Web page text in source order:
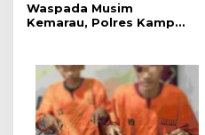
Waspada Musim
Kemarau, Polres Kampar
Karhutla